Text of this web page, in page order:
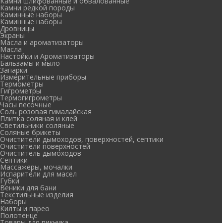
Камни редкой породы
Каминные наборы
Каминные наборы
Дровницы
Экраны
Масла и ароматизаторы
Масла
Настойки и Ароматизаторы
Бальзамы и мыло
Запарки
Измерительные приборы
Термометры
Гигрометры
Термогигрометры
Часы песочные
Соль розовая гималайская
Плитка соляная и клей
Светильники соляные
Соляные брикеты
Очистители дымоходов, поверхностей, септики
Очистители поверхностей
Очиститель дымоходов
Септики
Массажеры, мочалки
Испарители для масел
Губки
Веники для бани
Текстильные изделия
Наборы
Килты и парео
Полотенце